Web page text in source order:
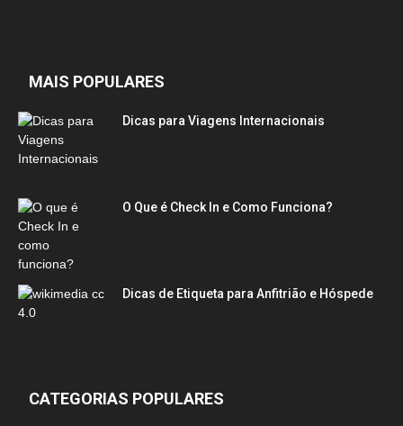
MAIS POPULARES
Dicas para Viagens Internacionais
O Que é Check In e Como Funciona?
Dicas de Etiqueta para Anfitrião e Hóspede
CATEGORIAS POPULARES